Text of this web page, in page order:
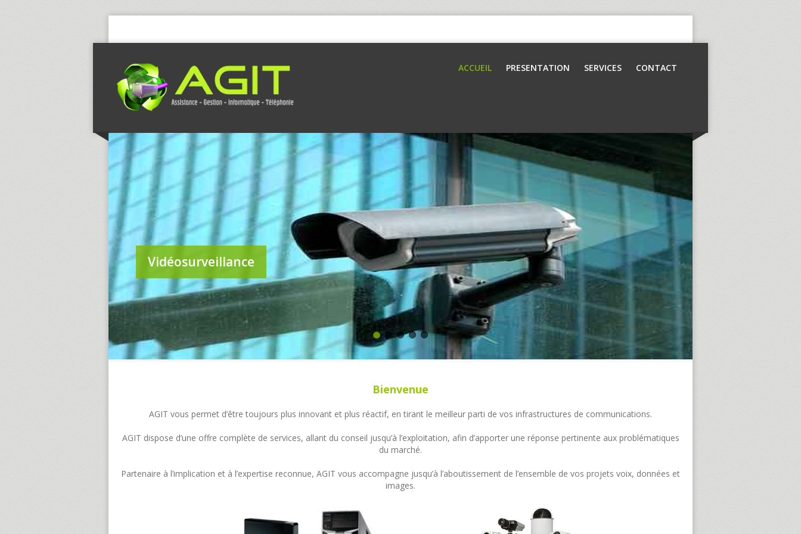
ACCUEIL PRESENTATION SERVICES CONTACT
Vidéosurveillance
Bienvenue
AGIT vous permet d’être toujours plus innovant et plus réactif, en tirant le meilleur parti de vos infrastructures de communications.
AGIT dispose d’une offre complète de services, allant du conseil jusqu’à l’exploitation, afin d’apporter une réponse pertinente aux problématiques
du marché.
Partenaire à l’implication et à l’expertise reconnue, AGIT vous accompagne jusqu’à l’aboutissement de l’ensemble de vos projets voix, données et
images.